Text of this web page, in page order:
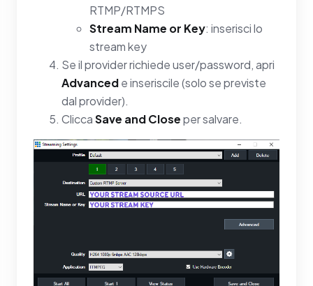
RTMP/RTMPS
Stream Name or Key: inserisci lo
stream key
Se il provider richiede user/password, apri
Advancede inseriscile (solo se previste
dal provider).
CliccaSave and Closeper salvare.